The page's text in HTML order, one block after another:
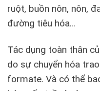
ruột, buồn nôn, nôn,
đường tiêu hóa…
Tác dụng toàn thân
do sự chuyển hóa
formate. Và có thể